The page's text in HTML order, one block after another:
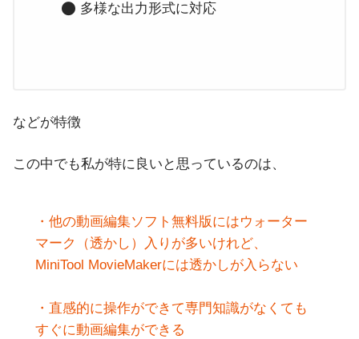
多様な出力形式に対応
などが特徴
この中でも私が特に良いと思っているのは、
・他の動画編集ソフト無料版にはウォーター
マーク（透かし）入りが多いけれど、
MiniTool MovieMakerには透かしが入らない
・直感的に操作ができて専門知識がなくても
すぐに動画編集ができる